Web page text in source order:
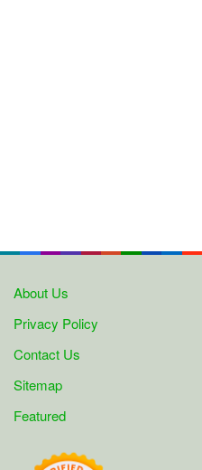
About Us
Privacy Policy
Contact Us
Sitemap
Featured